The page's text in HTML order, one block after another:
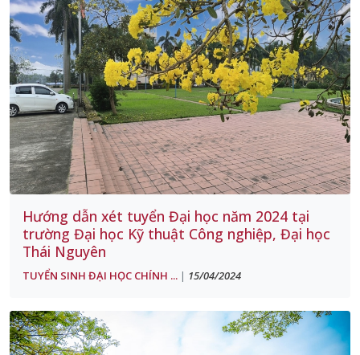
Hướng dẫn xét tuyển Đại học năm 2024 tại
trường Đại học Kỹ thuật Công nghiệp, Đại học
Thái Nguyên
TUYỂN SINH ĐẠI HỌC CHÍNH ... | 15/04/2024